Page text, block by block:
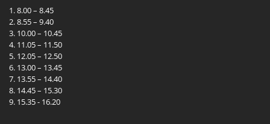
1. 8.00 – 8.45
2. 8.55 – 9.40
3. 10.00 – 10.45
4. 11.05 – 11.50
5. 12.05 – 12.50
6. 13.00 – 13.45
7. 13.55 – 14.40
8. 14.45 – 15.30
9. 15.35 - 16.20